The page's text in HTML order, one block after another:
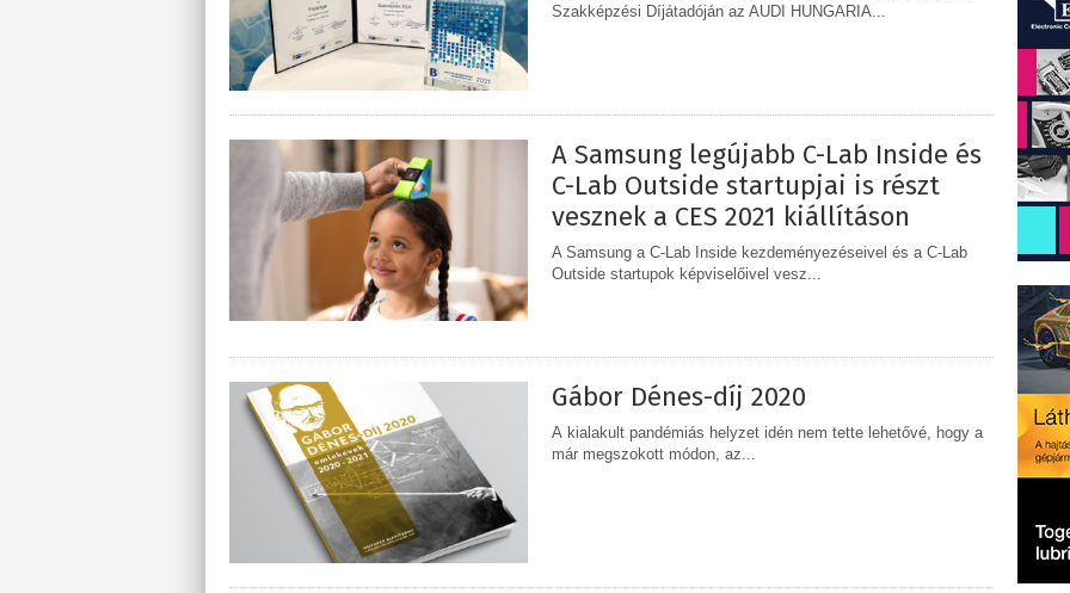
Szakképzési Díjátadóján az AUDI HUNGARIA...
A Samsung legújabb C-Lab Inside és
C-Lab Outside startupjai is részt
vesznek a CES 2021 kiállításon
A Samsung a C-Lab Inside kezdeményezéseivel és a C-Lab
Outside startupok képviselőivel vesz...
Gábor Dénes-díj 2020
A kialakult pandémiás helyzet idén nem tette lehetővé, hogy a
már megszokott módon, az...